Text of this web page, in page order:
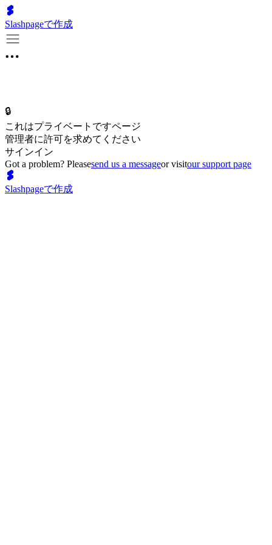
Slashpageで作成
🔒
これはプライベートですページ
管理者に許可を求めてください
サインイン
Got a problem? Pleasesend us a messageor visitour support page
Slashpageで作成